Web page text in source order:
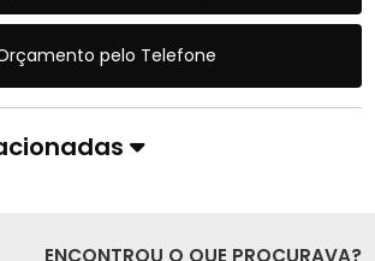
pelo Telefone
ENCONTROU O QUE PROCURAVA?